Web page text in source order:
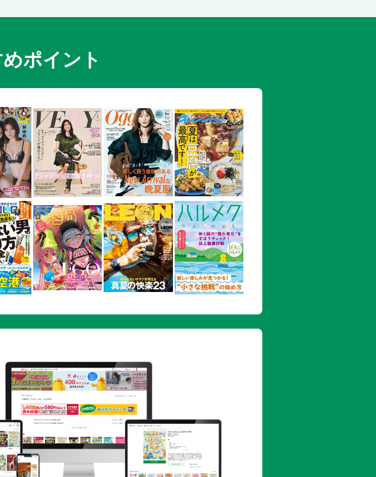
／ブリュッセル ショッピング／€7以下のベルギーみやげ
／ブリュッセル／MAP／ブリュッセル広域図／ブリュッセル中心図
プラス周辺
／ブルージュ／運河クルーズ／おすすめスポット
／ブルージュ／まだあるスポット
／アントワープ／基本情報
／アントワープ／1day街歩き
／アントワープ／おすすめスポット
／ゲント／基本情報／おすすめスポット
ヌ地方の古城を巡る／ベルギーダイヤモンド
ポイント